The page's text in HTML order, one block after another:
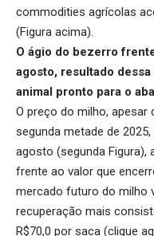
commodities agrícolas
(Figura acima).
O ágio do bezerro
agosto, resultado
animal pronto para o
O preço do milho, apesar
segunda metade de
agosto (segunda Figura),
frente ao valor que
mercado futuro do milho
recuperação mais
R$70,0 por saca (clique